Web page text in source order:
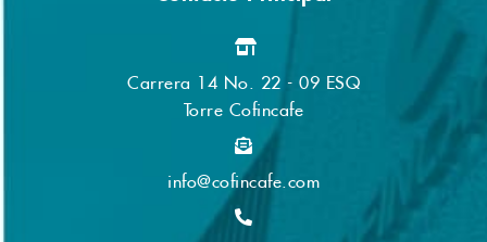
Carrera 14 No. 22 - 09 ESQ
Torre Cofincafe
info@cofincafe.com